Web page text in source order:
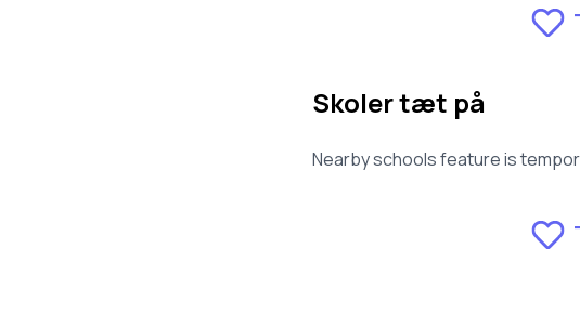
Skoler tæt på
Nearby schools feature is